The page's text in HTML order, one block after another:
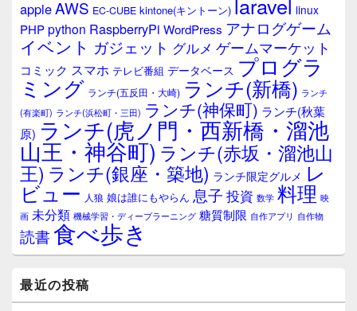
ィ
ジ
ェ
ア
appleAWS EC-CUBE kintone(キントーン) linux
PHPpython RaspberryPi WordPress アナログゲーム
イベント ガジェット グルメ ゲームマーケット
コミック スマホ テレビ番組 データベース プログラ
ミング ランチ(五反田・大崎) ランチ(新橋) ランチ
(有楽町) ランチ(浜松町・三田) ランチ(神保町) ランチ(秋葉
原) ランチ(虎ノ門・西新橋・溜池
山王・神谷町) ランチ(赤坂・溜池山
王) ランチ(銀座・築地) ランチ限定グルメ レ
ビュー 人狼 娘は誰にもやらん 息子 投資 数学 料理 映
画 未分類 機械学習・ディープラーニング 糖質制限 自作アプリ 自作物
読書食べ歩き
最近の投稿